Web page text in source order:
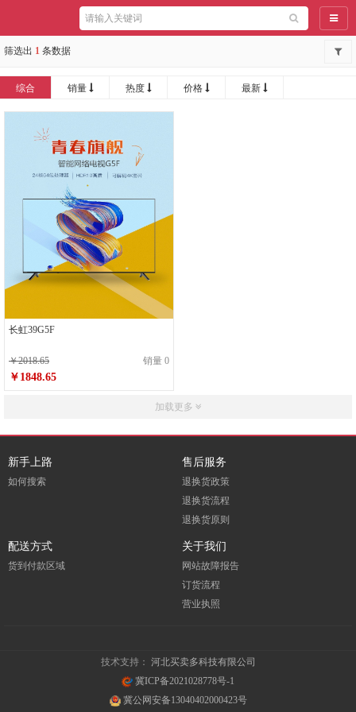
导航
筛选出 1 条数据
综合 销量 热度 价格 最新
长虹39G5F
￥2018.65 销量 0
￥1848.65
加载更多
新手上路
如何搜索
售后服务
退换货政策
退换货流程
退换货原则
配送方式
货到付款区域
关于我们
网站故障报告
订货流程
营业执照
技术支持： 河北买卖多科技有限公司
冀ICP备2021028778号-1
冀公网安备13040402000423号